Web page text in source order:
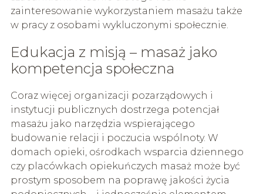
zainteresowanie wykorzystaniem masażu także
w pracy z osobami wykluczonymi społecznie.
Edukacja z misją – masaż jako
kompetencja społeczna
Coraz więcej organizacji pozarządowych i
instytucji publicznych dostrzega potencjał
masażu jako narzędzia wspierającego
budowanie relacji i poczucia wspólnoty. W
domach opieki, ośrodkach wsparcia dziennego
czy placówkach opiekuńczych masaż może być
prostym sposobem na poprawę jakości życia